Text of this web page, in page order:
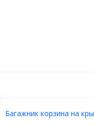
Багажник корзина на